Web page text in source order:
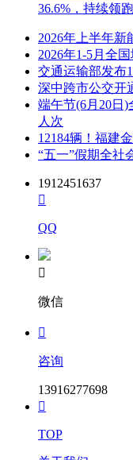
36.6%，持续领
2026年上半年新
2026年1-5月全
交通运输部发布
深中跨市公交开
端午节(6月20日)
人次
12184辆！福建
“五一”假期全社
1912451637

QQ

微信

咨询
13916277698

TOP